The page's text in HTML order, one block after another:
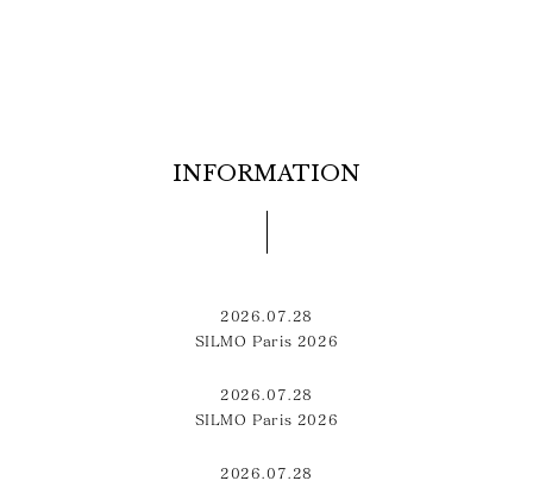
INFORMATION
2026.07.28
SILMO Paris 2026
2026.07.28
SILMO Paris 2026
2026.07.28